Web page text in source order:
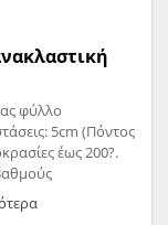
φύλλο
5cm (Πόντος